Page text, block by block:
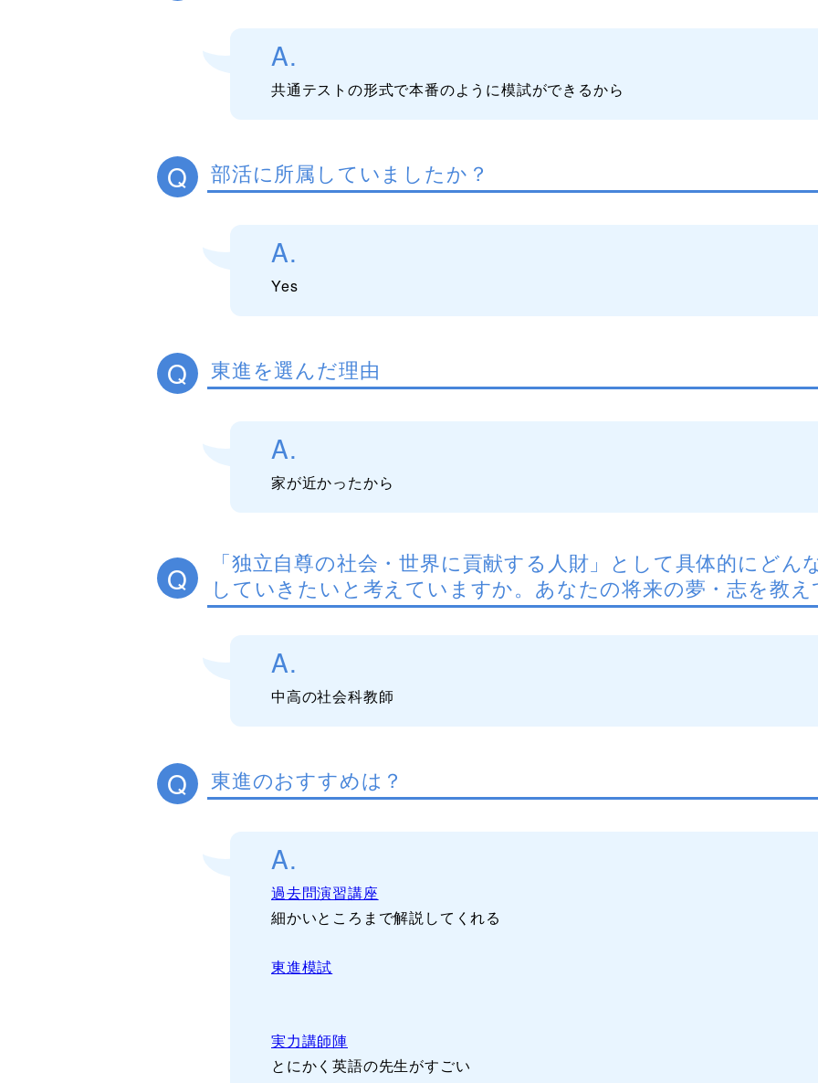
A.
共通テストの形式で本番のように模試ができるから
Q 部活に所属していましたか？
A.
Yes
Q 東進を選んだ理由
A.
家が近かったから
Q
「独立自尊の社会・世界に貢献する人財」として具体的にど
していきたいと考えていますか。あなたの将来の夢・志を教
A.
中高の社会科教師
Q 東進のおすすめは？
A.
過去問演習講座
細かいところまで解説してくれる
東進模試
実力講師陣
とにかく英語の先生がすごい